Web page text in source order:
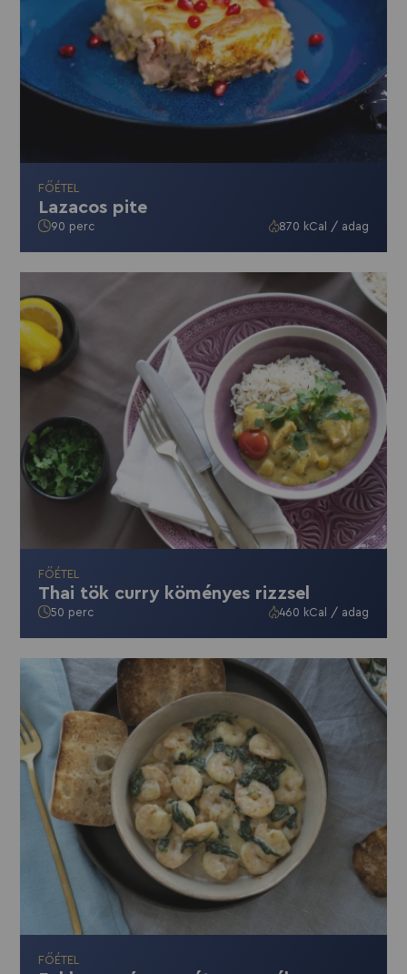
FŐÉTEL
Lazacos pite
90 perc 870 kCal / adag
FŐÉTEL
Thai tök curry köményes rizzsel
50 perc 460 kCal / adag
FŐÉTEL